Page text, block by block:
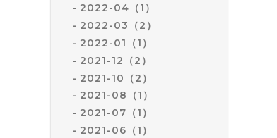
2022-04（1）
2022-03（2）
2022-01（1）
2021-12（2）
2021-10（2）
2021-08（1）
2021-07（1）
2021-06（1）